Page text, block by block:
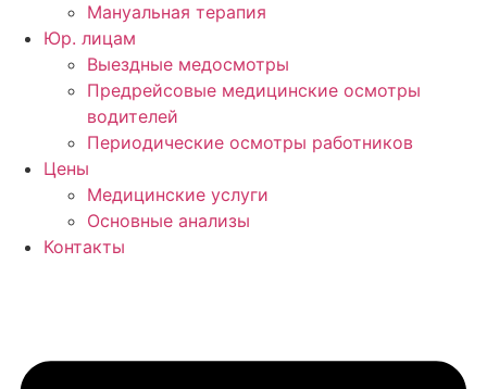
Мануальная терапия
Юр. лицам
Выездные медосмотры
Предрейсовые медицинские осмотры
водителей
Периодические осмотры работников
Цены
Медицинские услуги
Основные анализы
Контакты